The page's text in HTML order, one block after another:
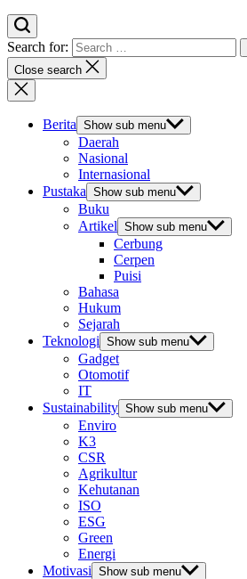
Search for:
Close search
Berita Show sub menu
Daerah
Nasional
Internasional
Pustaka Show sub menu
Buku
Artikel Show sub menu
Cerbung
Cerpen
Puisi
Bahasa
Hukum
Sejarah
Teknologi Show sub menu
Gadget
Otomotif
IT
Sustainability Show sub menu
Enviro
K3
CSR
Agrikultur
Kehutanan
ISO
ESG
Green
Energi
Motivasi Show sub menu